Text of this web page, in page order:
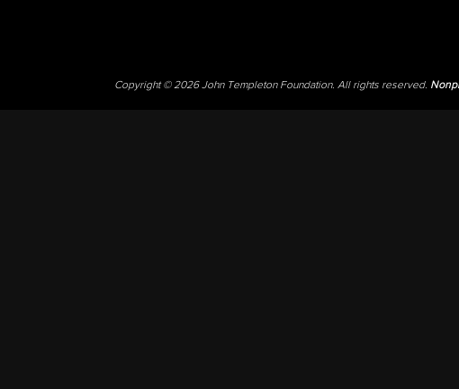
Copyright © 2026 John Templeton Foundation. All rights reserved.